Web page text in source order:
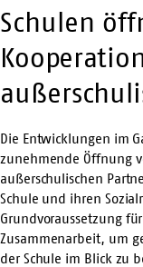
Schulen
Die Entwicklungen im
zunehmende Öffnung
außerschulischen
Schule und ihren
Grundvoraussetzung
Zusammenarbeit, um
der Schule im Blick zu